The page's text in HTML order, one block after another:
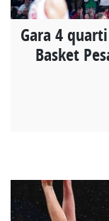
Gara 4
Basket